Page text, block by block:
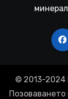
© 2013-2024